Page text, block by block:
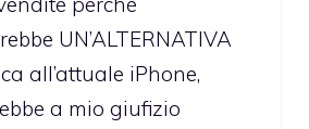
UN’ALTERNATIVA
all’attuale iPhone,
a mio giufizio